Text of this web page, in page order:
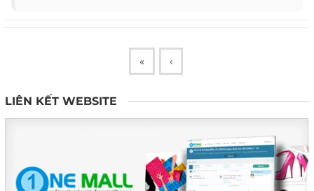
« ‹
LIÊN KẾT WEBSITE